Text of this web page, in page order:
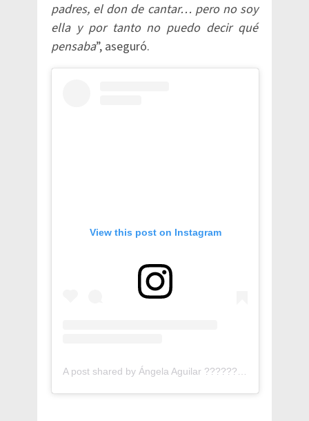
padres, el don de cantar… pero no soy
ella y por tanto no puedo decir qué
pensaba”, aseguró.
View this post on Instagram
A post shared by Ángela Aguilar ???????? (@angela_aguilar_)